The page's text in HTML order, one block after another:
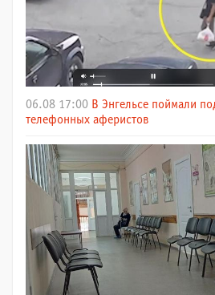
06.08 17:00 В Энгельсе поймали
телефонных аферистов